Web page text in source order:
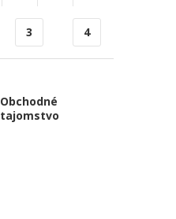
3 4
Obchodné
tajomstvo